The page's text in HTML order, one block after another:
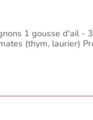
1 gousse d'ail -
(thym, laurier)